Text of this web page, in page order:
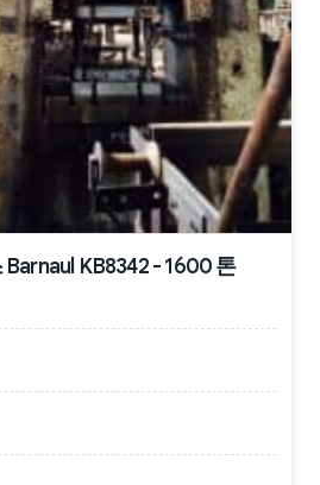
KB8342 - 1600 톤